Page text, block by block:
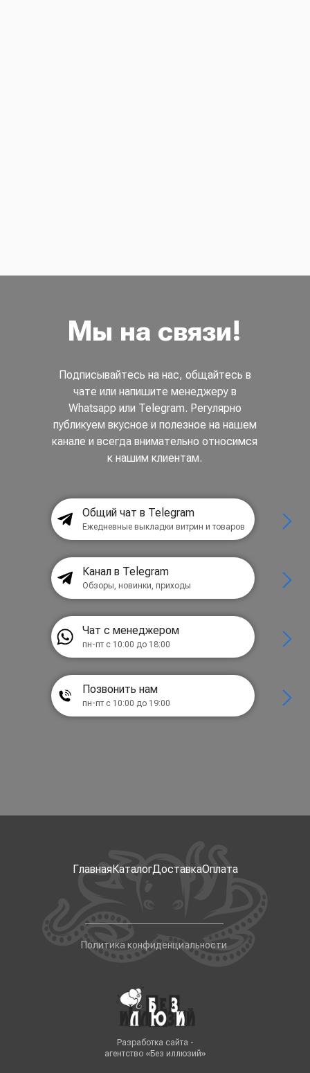
Мы на связи!
Подписывайтесь на нас, общайтесь в
чате или напишите менеджеру в
Whatsapp или Telegram. Регулярно
публикуем вкусное и полезное на нашем
канале и всегда внимательно относимся
к нашим клиентам.
Общий чат в Telegram
Ежедневные выкладки витрин и товаров
Канал в Telegram
Обзоры, новинки, приходы
Чат с менеджером
пн-пт с 10:00 до 18:00
Позвонить нам
пн-пт с 10:00 до 19:00
ГлавнаяКаталогДоставкаОплата
Политика конфиденциальности
Разработка сайта -
агентство «Без иллюзий»